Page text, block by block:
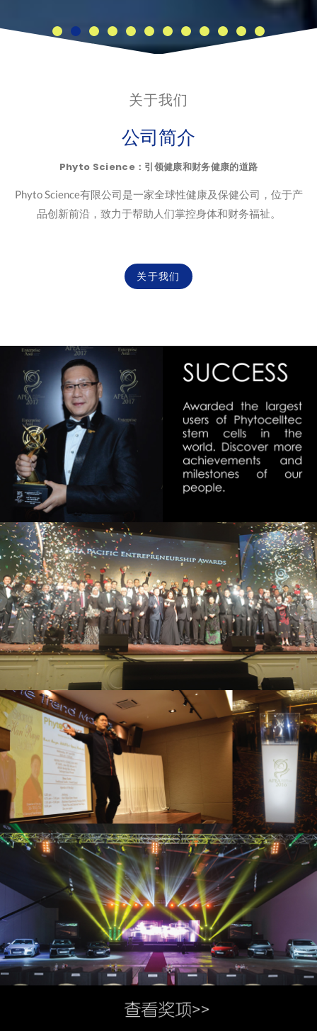
关于我们
公司简介
Phyto Science：引领健康和财务健康的道路
Phyto Science有限公司是一家全球性健康及保健公司，位于产
品创新前沿，致力于帮助人们掌控身体和财务福祉。
关于我们